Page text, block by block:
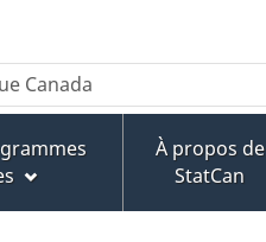
À propos de
StatCan